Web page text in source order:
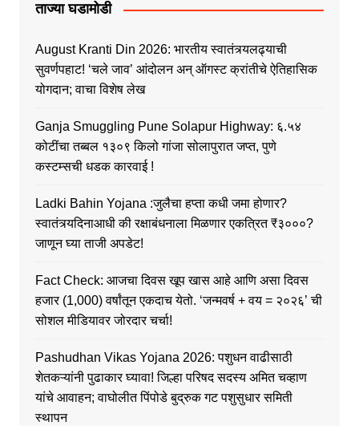
ताज्या घडामोडी
August Kranti Din 2026: भारतीय स्वातंत्र्यलढ्याची
सुवर्णपहाट! ‘चले जाव’ आंदोलन अन् ऑगस्ट क्रांतीचे ऐतिहासिक
योगदान; वाचा विशेष लेख
Ganja Smuggling Pune Solapur Highway: ६.५४
कोटींचा तब्बल १३०९ किलो गांजा सोलापुरात जप्त, पुणे
कस्टम्सची धडक कारवाई !
Ladki Bahin Yojana :जुलैचा हप्ता कधी जमा होणार?
स्वातंत्र्यदिनाआधी की रक्षाबंधनाला मिळणार एकत्रित ₹३०००?
जाणून घ्या ताजी अपडेट!
Fact Check: आजचा दिवस खूप खास आहे आणि असा दिवस
हजार (1,000) वर्षांतून एकदाच येतो. ‘जन्मवर्ष + वय = २०२६’ ची
सोशल मीडियावर जोरदार चर्चा!
Pashudhan Vikas Yojana 2026: पशुधन वाढीसाठी
शेतकऱ्यांनी पुढाकार घ्यावा! जिल्हा परिषद सदस्य अमित चव्हाण
यांचे आवाहन; वाघोलीत पिंपोडे बुद्रुक गट पशुसुधार समिती
स्थापन